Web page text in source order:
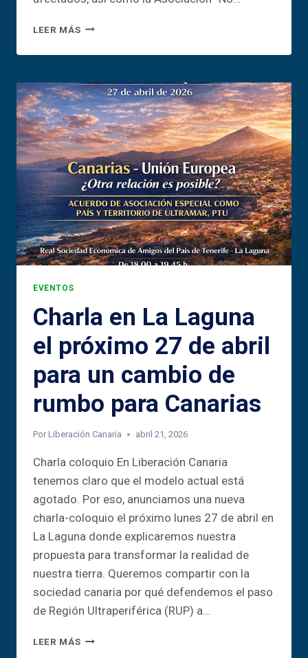
LEER MÁSLA
DE
NIÑOS
NO
PUEDE
DEPENDER
DE
UN
CÓDIGO
POSTAL
EVENTOS
Charla en La Laguna
el próximo 27 de abril
para un cambio de
rumbo para Canarias
Por Liberación Canaria abril 21, 2026
Charla coloquio En Liberación Canaria
tenemos claro que el modelo actual está
agotado. Por eso, anunciamos una nueva
charla-coloquio el próximo lunes 27 de abril en
La Laguna donde explicaremos nuestra
propuesta para transformar la realidad de
nuestra tierra. Queremos compartir con la
sociedad canaria por qué defendemos el paso
de Región Ultraperiférica (RUP) a…
LEER MÁSCHARLA